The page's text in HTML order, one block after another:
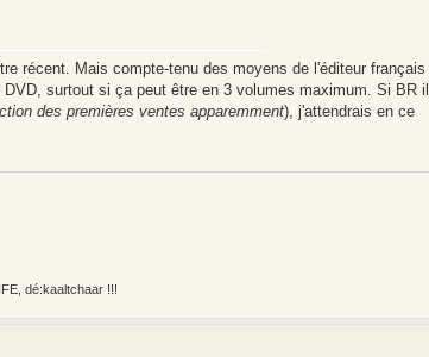
récent. Mais compte-tenu des moyens de l'éditeur français
surtout si ça peut être en 3 volumes maximum. Si BR il
des premières ventes apparemment), j'attendrais en ce
dé:kaaltchaar !!!